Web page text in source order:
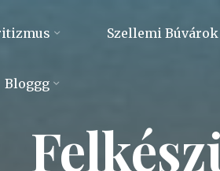
Szellemi
Bloggg